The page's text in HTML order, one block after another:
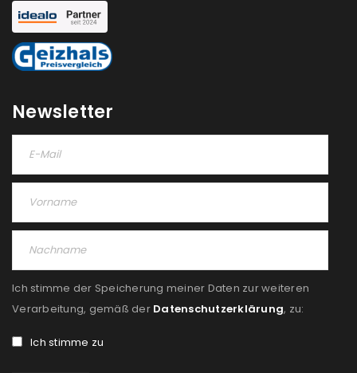
Newsletter
Ich stimme der Speicherung meiner Daten zur weiteren
Verarbeitung, gemäß der Datenschutzerklärung, zu:
Ich stimme zu